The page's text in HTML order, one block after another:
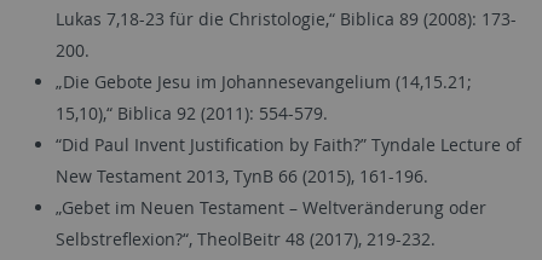
Lukas 7,18-23 für die Christologie,“ Biblica 89 (2008): 173-
200.
„Die Gebote Jesu im Johannesevangelium (14,15.21;
15,10),“ Biblica 92 (2011): 554-579.
“Did Paul Invent Justification by Faith?” Tyndale Lecture of
New Testament 2013, TynB 66 (2015), 161-196.
„Gebet im Neuen Testament – Weltveränderung oder
Selbstreflexion?“, TheolBeitr 48 (2017), 219-232.